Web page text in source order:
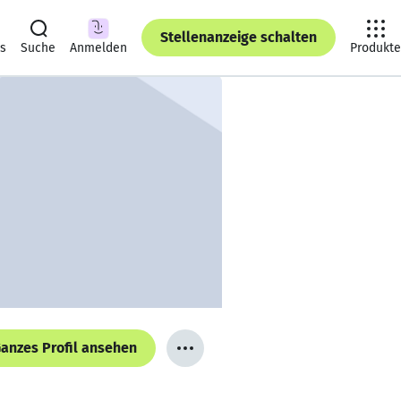
Suche Anmelden
Stellenanzeige schalten
Produkte
Profil ansehen